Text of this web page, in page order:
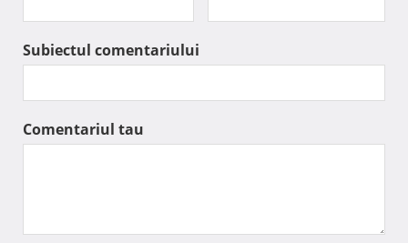
Subiectul comentariului
Comentariul tau